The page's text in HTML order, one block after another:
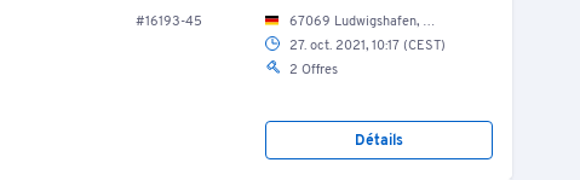
#16193-45
67069 Ludwigshafen, Nordring 46/ Bauhof
27. oct. 2021, 10:17 (CEST)
2 Offres
Détails